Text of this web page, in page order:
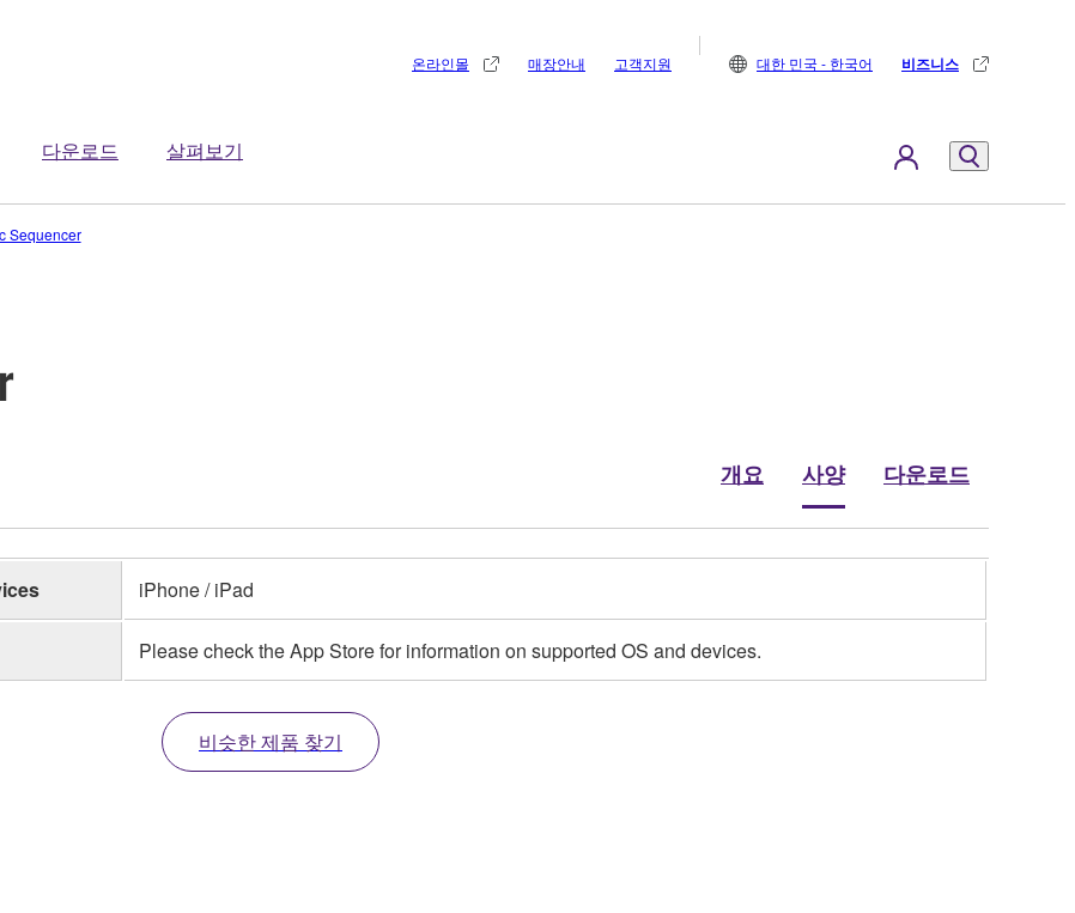
다운로드 살펴보기
온라인몰 매장안내 고객지원 대한 민국 - 한국어 비즈니스
Sequencer
개요 사양 다운로드
iPhone / iPad
Please check the App Store for information on supported OS and devices.
비슷한 제품 찾기